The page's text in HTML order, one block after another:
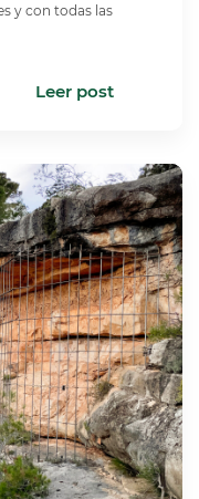
y con todas las
Leer post